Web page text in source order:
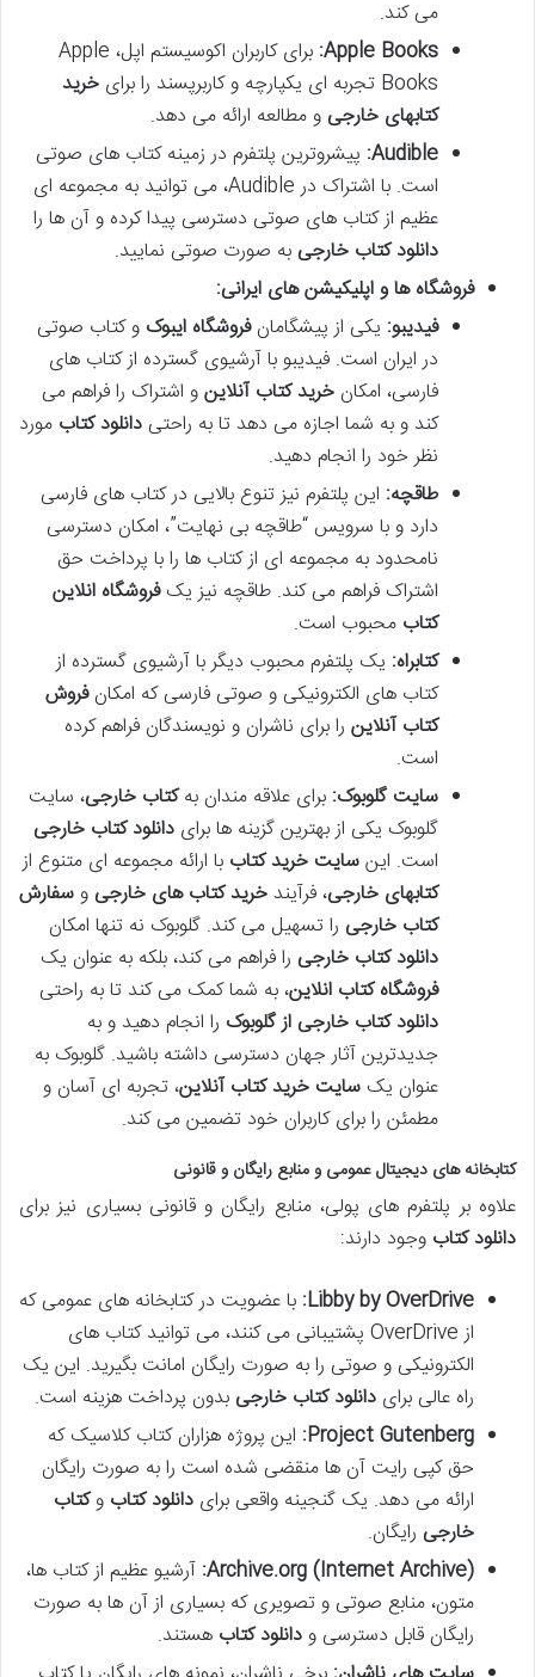
می کند.
Apple Books:
برای کاربران اکوسیستم اپل، Apple
Books تجربه ای یکپارچه و کاربرپسند را برای
خرید
کتابهای خارجیو مطالعه ارائه می دهد.
Audible: پیشروترین پلتفرم در زمینه کتاب های صوتی
است. با اشتراک در Audible، می توانید به مجموعه ای
عظیم از کتاب های صوتی دسترسی پیدا کرده و آن ها را
دانلود کتاب خارجیبه صورت صوتی نمایید.
فروشگاه ها و اپلیکیشن های ایرانی:
فیدیبو: یکی از پیشگامانفروشگاه ایبوک و کتاب صوتی
در ایران است. فیدیبو با آرشیوی گسترده از کتاب های
فارسی، امکان خرید کتاب آنلاینو اشتراک را فراهم می
کند و به شما اجازه می دهد تا به راحتی دانلود کتاب مورد
نظر خود را انجام دهید.
طاقچه: این پلتفرم نیز تنوع بالایی در کتاب های فارسی
دارد و با سرویس “طاقچه بی نهایت”، امکان دسترسی
نامحدود به مجموعه ای از کتاب ها را با پرداخت حق
اشتراک فراهم می کند. طاقچه نیز یکفروشگاه انلاین
کتاب محبوب است.
کتابراه: یک پلتفرم محبوب دیگر با آرشیوی گسترده از
کتاب های الکترونیکی و صوتی فارسی که امکانفروش
کتاب آنلاین را برای ناشران و نویسندگان فراهم کرده
است.
سایت گلوبوک: برای علاقه مندان بهکتاب خارجی، سایت
گلوبوک یکی از بهترین گزینه ها برای دانلود کتاب خارجی
است. اینسایت خرید کتاب با ارائه مجموعه ای متنوع از
کتابهای خارجی، فرآیندخرید کتاب های خارجیوسفارش
کتاب خارجی را تسهیل می کند. گلوبوک نه تنها امکان
دانلود کتاب خارجی را فراهم می کند، بلکه به عنوان یک
فروشگاه کتاب انلاین، به شما کمک می کند تا به راحتی
دانلود کتاب خارجی از گلوبوک را انجام دهید و به
جدیدترین آثار جهان دسترسی داشته باشید. گلوبوک به
عنوان یک سایت خرید کتاب آنلاین، تجربه ای آسان و
مطمئن را برای کاربران خود تضمین می کند.
کتابخانه های دیجیتال عمومی و منابع رایگان و قانونی
علاوه بر پلتفرم های پولی، منابع رایگان و قانونی بسیاری نیز برای
دانلود کتاب وجود دارند:
Libby by OverDrive: با عضویت در کتابخانه های عمومی که
از OverDrive پشتیبانی می کنند، می توانید کتاب های
الکترونیکی و صوتی را به صورت رایگان امانت بگیرید. این یک
راه عالی برای دانلود کتاب خارجیبدون پرداخت هزینه است.
Project Gutenberg: این پروژه هزاران کتاب کلاسیک که
حق کپی رایت آن ها منقضی شده است را به صورت رایگان
ارائه می دهد. یک گنجینه واقعی برای دانلود کتاب وکتاب
خارجی رایگان.
Archive.org (Internet Archive): آرشیو عظیم از کتاب ها،
متون، منابع صوتی و تصویری که بسیاری از آن ها به صورت
رایگان قابل دسترسی ودانلود کتاب هستند.